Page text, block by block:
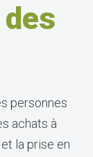
personnes
achats à
la prise en